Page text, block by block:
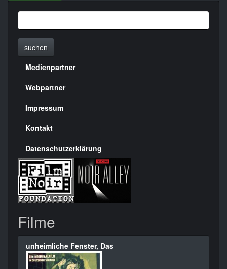
suchen
Menülinks
rechte
Seite
Medienpartner
Webpartner
Impressum
Kontakt
Datenschutzerklärung
Filme
unheimliche Fenster, Das